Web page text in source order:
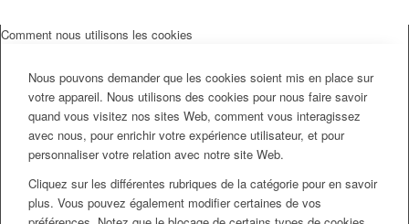
Comment nous utilisons les cookies
Nous pouvons demander que les cookies soient mis en place sur
votre appareil. Nous utilisons des cookies pour nous faire savoir
quand vous visitez nos sites Web, comment vous interagissez
avec nous, pour enrichir votre expérience utilisateur, et pour
personnaliser votre relation avec notre site Web.
Cliquez sur les différentes rubriques de la catégorie pour en savoir
plus. Vous pouvez également modifier certaines de vos